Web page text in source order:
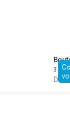
3
Dès